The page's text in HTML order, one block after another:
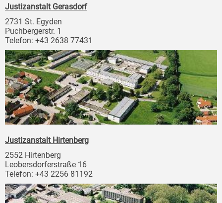
Justizanstalt Gerasdorf
2731 St. Egyden
Puchbergerstr. 1
Telefon: +43 2638 77431
Justizanstalt Hirtenberg
2552 Hirtenberg
Leobersdorferstraße 16
Telefon: +43 2256 81192